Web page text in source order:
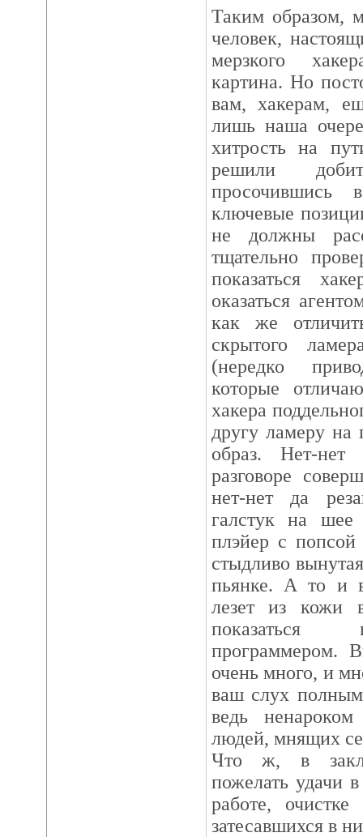
Таким образом,
человек,
мерзкого
картина. Hо
вам, хакерам,
лишь наша
хитрость на
решили
ключевые
не должны
тщательно
показаться
оказаться
как же
скрытого
(нередко
которые
хакера
другу ламеру
образ. Hет-
разговоре
нет-нет да
галстук на шее
плэйер с
стыдливо
пьянке. А то и
лезет из кожи
показаться
программером.
очень много, и
ваш слух
ведь
людей, мнящих
Что ж, в
пожелать удачи
работе,
затесавшихся в